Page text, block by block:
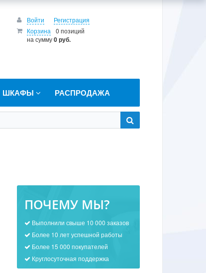
Войти
Регистрация
Корзина
0 позиций
на сумму0 руб.
ШКАФЫ РАСПРОДАЖА
ПОЧЕМУ МЫ?
Выполнили свыше 10 000 заказов
Более 10 лет успешной работы
Более 15 000 покупателей
Круглосуточная поддержка